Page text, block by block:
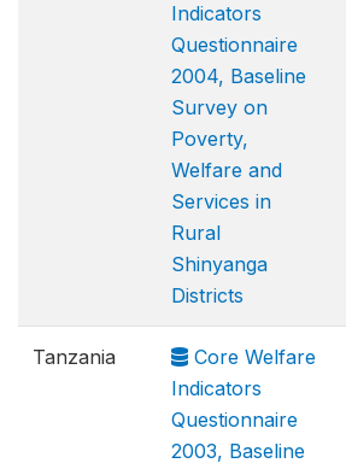
Indicators
Questionnaire
2004, Baseline
Survey on
Poverty,
Welfare and
Services in
Rural
Shinyanga
Districts
Tanzania
Core Welfare
Indicators
Questionnaire
2003, Baseline